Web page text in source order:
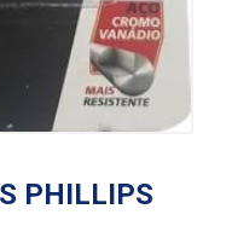
PHILLIPS